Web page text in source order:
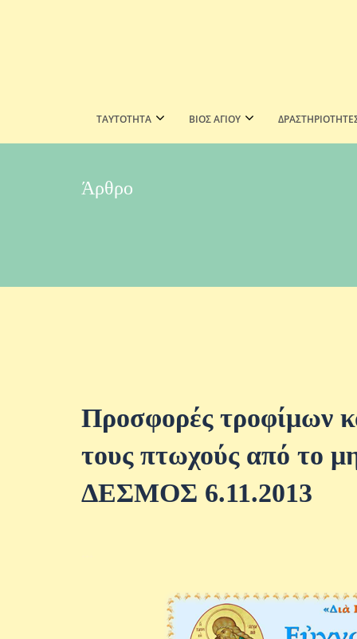
ΤΑΥΤΟΤΗΤΑ ΒΙΟΣ ΑΓΙΟΥ
Άρθρο
Προσφορές τροφίμων
τους πτωχούς από το
ΔΕΣΜΟΣ 6.11.2013